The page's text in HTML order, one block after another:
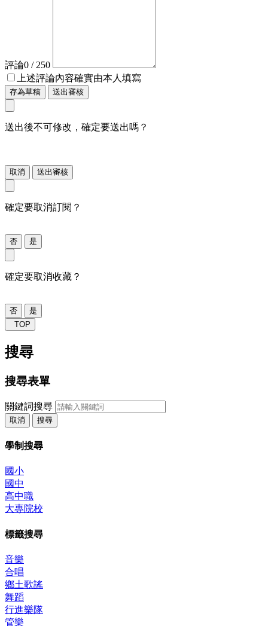
評論0 / 250
上述評論內容確實由本人填寫
存為草稿 送出審核
送出後不可修改，確定要送出嗎？
取消 送出審核
確定要取消訂閱？
否 是
確定要取消收藏？
否
是
TOP
搜尋
搜尋表單
關鍵詞搜尋
取消 搜尋
學制搜尋
國小
國中
高中職
大專院校
標籤搜尋
音樂
合唱
鄉土歌謠
舞蹈
行進樂隊
管樂